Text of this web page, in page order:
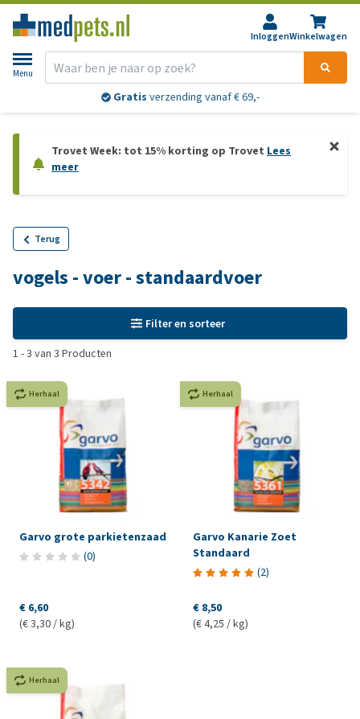
InloggenWinkelwagen
Menu
Gratis verzending vanaf € 69,-
Trovet Week: tot 15% korting op Trovet Lees
meer
Terug
vogels - voer - standaardvoer
Filter en sorteer
1 -3 van 3 Producten
Herhaal
Garvo grote parkietenzaad
(0)
€ 6,60
(€ 3,30 / kg)
Herhaal
Garvo Kanarie Zoet
Standaard
(2)
€ 8,50
(€ 4,25 / kg)
Herhaal